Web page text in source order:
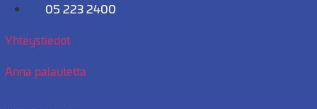
Mene
05 223 2400
Yhteystiedot
Anna palautetta